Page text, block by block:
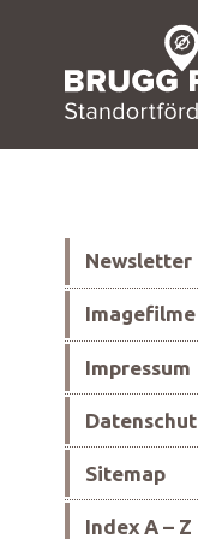
Newsletter
Imagefilme
Impressum
Sitemap
Index A – Z